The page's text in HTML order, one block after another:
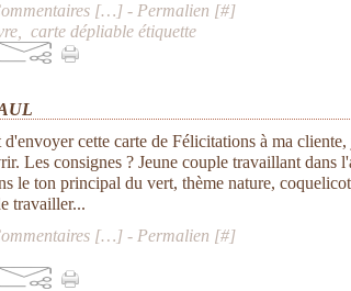
[…] - Permalien [#]
,carte dépliable étiquette
d'envoyer cette carte de Félicitations à ma cliente,
Les consignes ? Jeune couple travaillant dans
le ton principal du vert, thème nature,
travailler...
[…] - Permalien [#]